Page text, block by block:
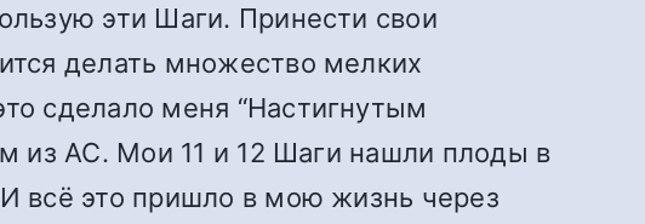
эти Шаги. Принести свои
делать множество мелких
сделало меня “Настигнутым
из АС. Мои 11 и 12 Шаги нашли плоды в
всё это пришло в мою жизнь через